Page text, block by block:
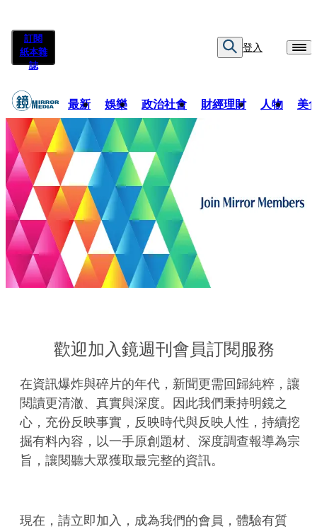
訂閱
紙本雜
誌
登入
最新 娛樂 政治社會 財經理財 人物 美
歡迎加入鏡週刊會員訂閱服務
在資訊爆炸與碎片的年代，新聞更需回歸純粹，讓
閱讀更清澈、真實與深度。因此我們秉持明鏡之
心，充份反映事實，反映時代與反映人性，持續挖
掘有料內容，以一手原創題材、深度調查報導為宗
旨，讓閱聽大眾獲取最完整的資訊。
現在，請立即加入，成為我們的會員，體驗有質